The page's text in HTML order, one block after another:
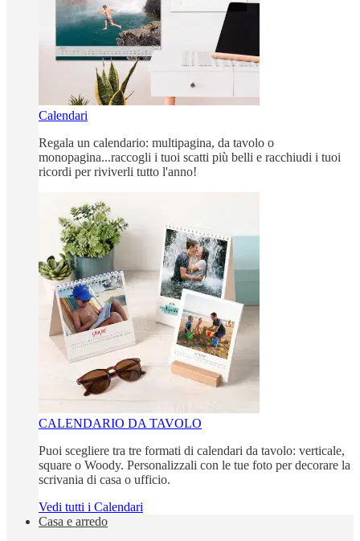
Calendari
Regala un calendario: multipagina, da tavolo o
monopagina...raccogli i tuoi scatti più belli e racchiudi i tuoi
ricordi per riviverli tutto l'anno!
CALENDARIO DA TAVOLO
Puoi scegliere tra tre formati di calendari da tavolo: verticale,
square o Woody. Personalizzali con le tue foto per decorare la
scrivania di casa o ufficio.
Vedi tutti i Calendari
Casa e arredo